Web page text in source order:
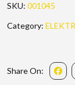
SKU: 001045
Category:
Share On: